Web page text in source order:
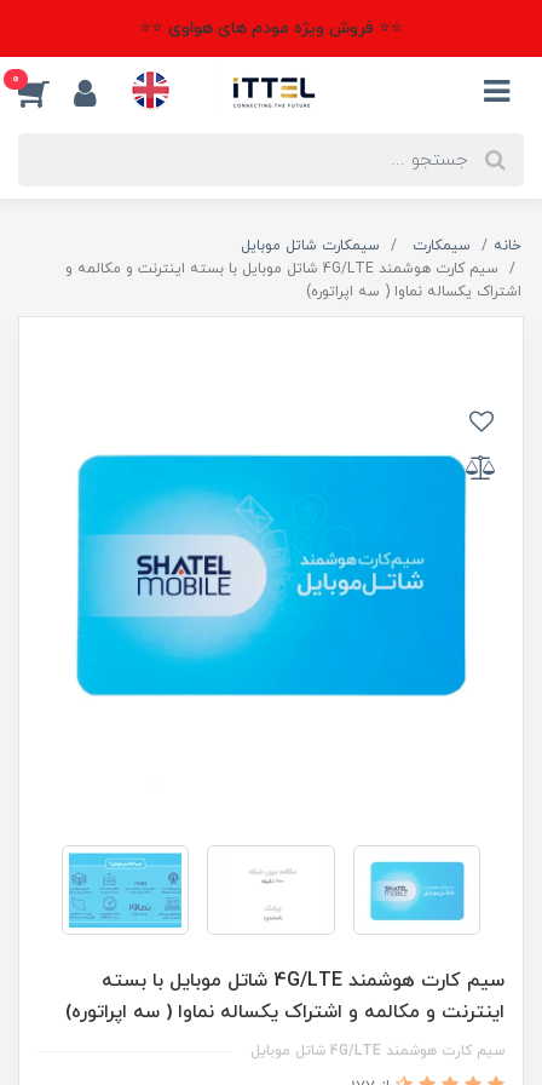
⭐⭐ فروش ویژه مودم های هواوی ⭐⭐
0
خانه سیمکارت
سیمکارت شاتل موبایل
سیم کارت هوشمند 4G/LTE شاتل موبایل با بسته اینترنت و مکالمه و
اشتراک یکساله نماوا ( سه اپراتوره)
سیم کارت هوشمند 4G/LTE شاتل موبایل با بسته
اینترنت و مکالمه و اشتراک یکساله نماوا ( سه اپراتوره)
سیم کارت هوشمند 4G/LTE شاتل موبایل